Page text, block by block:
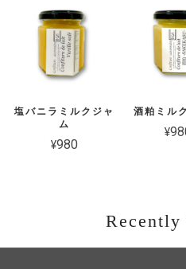
バナナパッショ
塩バニラミルクジャ
ム
¥980
酒粕ミル
Recently